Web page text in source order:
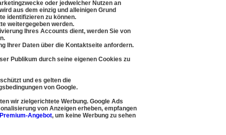
oder jedwelcher Nutzen an
aus dem einzig und alleinigen Grund
identifizieren zu können.
weitergegeben werden.
Ihres Accounts dient, werden Sie von
Ihrer Daten über die Kontaktseite anfordern.
Publikum durch seine eigenen Cookies zu
und es gelten die
von Google.
wir zielgerichtete Werbung. Google Ads
von Anzeigen erheben, empfangen
Premium-Angebot, um keine Werbung zu sehen